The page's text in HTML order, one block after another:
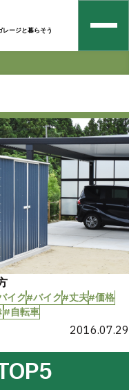
ージと暮らそう
イク#バイク#丈夫#価格
#自転車
2016.07.29